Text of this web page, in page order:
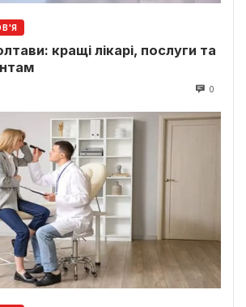
кращі лікарі, послуги та
0